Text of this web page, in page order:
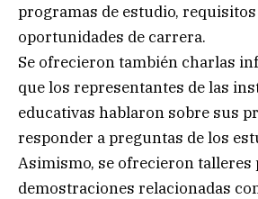
programas de estudio,
oportunidades de carrera.
Se ofrecieron también charlas
que los representantes de las
educativas hablaron sobre sus
responder a preguntas de los
Asimismo, se ofrecieron talleres
demostraciones relacionadas